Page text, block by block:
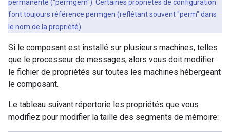
permanente ("permgem"). Certaines propriétés de configuration
font toujours référence permgen (reflétant souvent "perm" dans
le nom de la propriété).
Si le composant est installé sur plusieurs machines, telles
que le processeur de messages, alors vous doit modifier
le fichier de propriétés sur toutes les machines hébergeant
le composant.
Le tableau suivant répertorie les propriétés que vous
modifiez pour modifier la taille des segments de mémoire: